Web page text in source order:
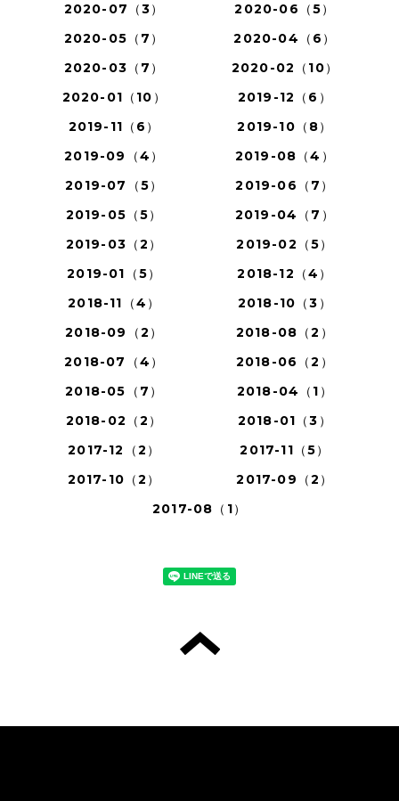
2020-07（3）
2020-06（5）
2020-05（7）
2020-04（6）
2020-03（7）
2020-02（10）
2020-01（10）
2019-12（6）
2019-11（6）
2019-10（8）
2019-09（4）
2019-08（4）
2019-07（5）
2019-06（7）
2019-05（5）
2019-04（7）
2019-03（2）
2019-02（5）
2019-01（5）
2018-12（4）
2018-11（4）
2018-10（3）
2018-09（2）
2018-08（2）
2018-07（4）
2018-06（2）
2018-05（7）
2018-04（1）
2018-02（2）
2018-01（3）
2017-12（2）
2017-11（5）
2017-10（2）
2017-09（2）
2017-08（1）